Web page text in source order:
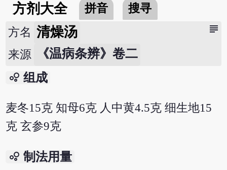
方剂大全 拼音 搜寻
subject
方名 清燥汤
来源 《温病条辨》卷二
bubble_chart 组成
麦冬15克 知母6克 人中黄4.5克 细生地15
克 玄参9克
bubble_chart 制法用量